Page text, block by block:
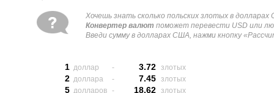
Xочешь знать сколько польских злотых в
Конвертер валют поможет перевести USD или
Введи сумму в долларах США, нажми кнопку
1 доллар - 3.72 злотых
2 доллара - 7.45 злотых
5 долларов - 18.62 злотых